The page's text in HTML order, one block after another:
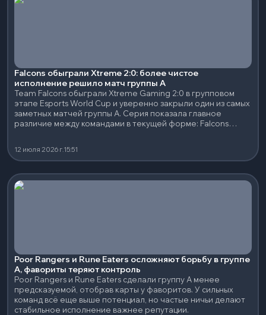
Falcons обыграли Xtreme 2:0: более чистое
исполнение решило матч группы A
Team Falcons обыграли Xtreme Gaming 2:0 в групповом
этапе Esports World Cup и уверенно закрыли один из самых
заметных матчей группы A. Серия показала главное
различие между командами в текущей форме: Falcons
стабильную игру, которая обычно нужна им для выхода на
комфортные условия.
12 июля 2026 г.15:51
Poor Rangers и Rune Eaters осложняют борьбу в группе
A, фавориты теряют контроль
Poor Rangers и Rune Eaters сделали группу A менее
предсказуемой, отобрав карты у фаворитов. У сильных
команд всё еще выше потенциал, но частые ничьи делают
стабильное исполнение важнее репутации.